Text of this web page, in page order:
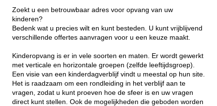
Zoekt u een betrouwbaar adres voor opvang van uw
kinderen?
Bedenk wat u precies wilt en kunt besteden. U kunt vrijblijvend
verschillende offertes aanvragen voor u een keuze maakt.
Kinderopvang is er in vele soorten en maten. Er wordt gewerkt
met verticale en horizontale groepen (zelfde leeftijdsgroep).
Een visie van een kinderdagverblijf vindt u meestal op hun site.
Het is raadzaam om een rondleiding in het verblijf aan te
vragen, zodat u kunt proeven hoe de sfeer is en uw vragen
direct kunt stellen. Ook de mogelijkheden die geboden worden